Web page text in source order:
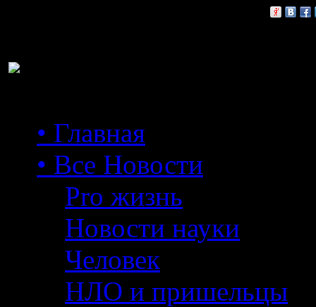
• Главная
• Все Новости
Pro жизнь
Новости науки
Человек
НЛО и пришельцы